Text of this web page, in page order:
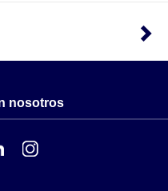
nosotros